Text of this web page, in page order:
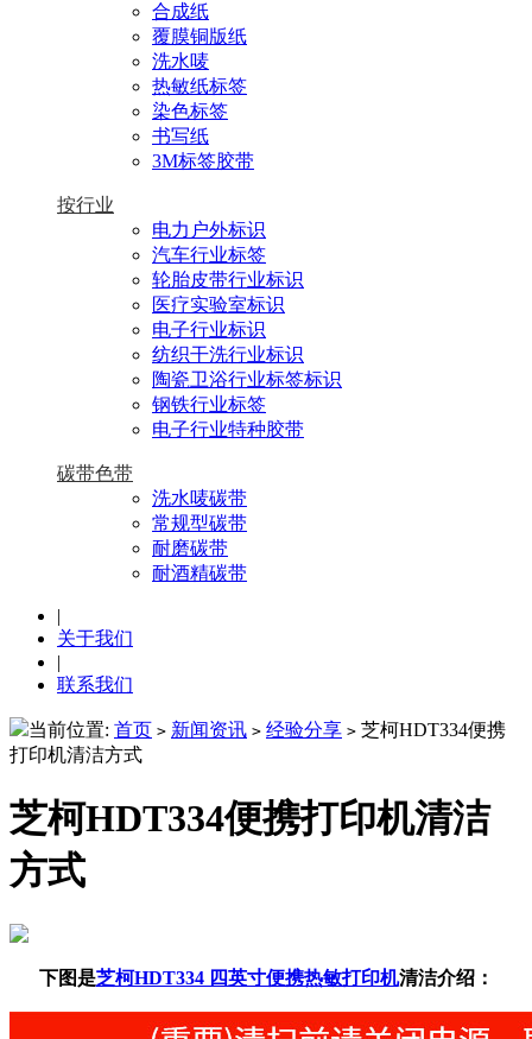
合成纸
覆膜铜版纸
洗水唛
热敏纸标签
染色标签
书写纸
3M标签胶带
按行业
电力户外标识
汽车行业标签
轮胎皮带行业标识
医疗实验室标识
电子行业标识
纺织干洗行业标识
陶瓷卫浴行业标签标识
钢铁行业标签
电子行业特种胶带
碳带色带
洗水唛碳带
常规型碳带
耐磨碳带
耐酒精碳带
|
关于我们
|
联系我们
当前位置: 首页 > 新闻资讯 > 经验分享 > 芝柯HDT334便携
打印机清洁方式
芝柯HDT334便携打印机清洁
方式
下图是芝柯HDT334 四英寸便携热敏打印机清洁介绍：